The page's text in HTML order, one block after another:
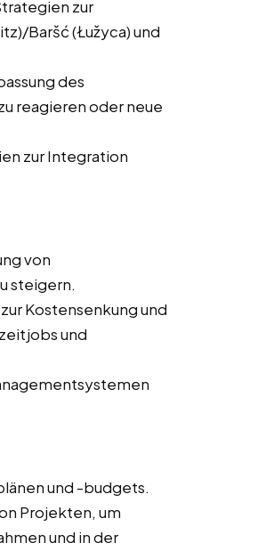
zur
Baršć (Łužyca) und
des
reagieren oder neue
zur Integration
von
steigern.
Kostensenkung und
und
und -budgets.
Projekten, um
und in der